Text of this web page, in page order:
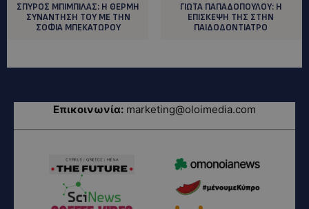
ΣΠΥΡΟΣ ΜΠΙΜΠΙΛΑΣ: H ΘΕΡΜΗ
ΣΥΝΑΝΤΗΣΗ ΤΟΥ ΜΕ ΤΗΝ
ΣΟΦΙΑ ΜΠΕΚΑΤΩΡΟΥ
ΓΙΩΤΑ ΠΑΠΑΔΟΠΟΥΛΟΥ: H
EΠΙΣΚΕΨΗ ΤΗΣ ΣΤΗΝ
ΠΑΙΔΟΔΟΝΤΙΑΤΡΟ
Επικοινωνία: marketing@oloimedia.com